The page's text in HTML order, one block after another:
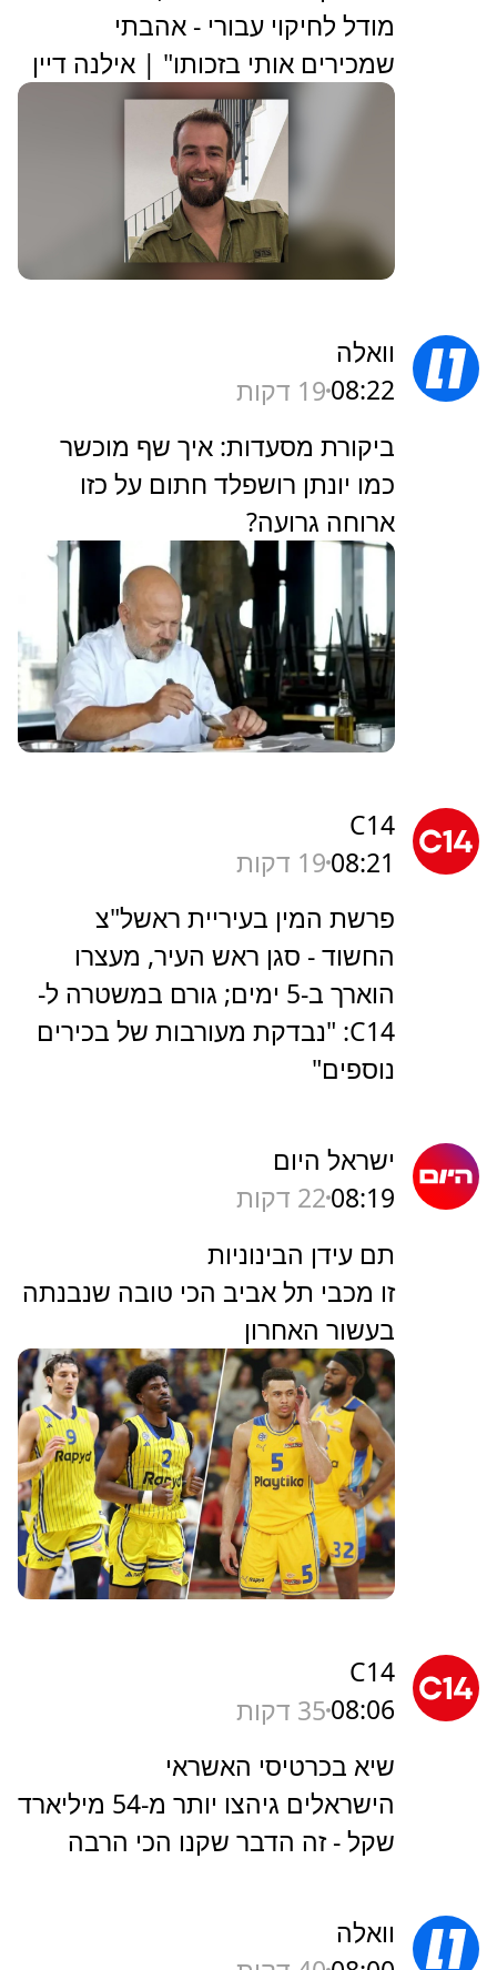
מודל לחיקוי עבורי - אהבתי
שמכירים אותי בזכותו" | אילנה דיין
וואלה
08:2219 דקות
ביקורת מסעדות: איך שף מוכשר
כמו יונתן רושפלד חתום על כזו
ארוחה גרועה?
C14
08:2119 דקות
פרשת המין בעיריית ראשל"צ
החשוד - סגן ראש העיר, מעצרו
הוארך ב-5 ימים; גורם במשטרה ל-
C14: "נבדקת מעורבות של בכירים
נוספים"
ישראל היום
08:1922 דקות
תם עידן הבינוניות
זו מכבי תל אביב הכי טובה שנבנתה
בעשור האחרון
C14
08:0635 דקות
שיא בכרטיסי האשראי
הישראלים גיהצו יותר מ-54 מיליארד
שקל - זה הדבר שקנו הכי הרבה
וואלה